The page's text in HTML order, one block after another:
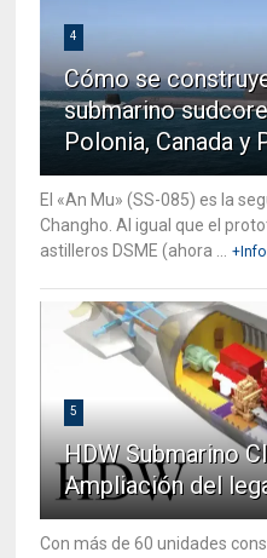
4
Cómo se
submarino
Polonia, Canada y
El «An Mu» (SS-085) es la
Changho. Al igual que el
astilleros DSME (ahora ... +Info
5
HDW Submarino
Ampliación del
Con más de 60 unidades